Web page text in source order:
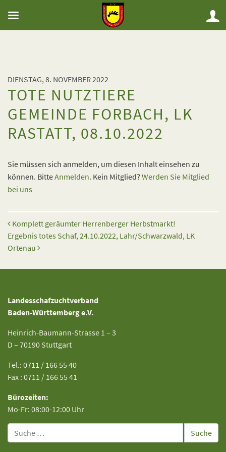
DIENSTAG, 8. NOVEMBER 2022
TOTE NUTZTIERE
GEMEINDE FORBACH, LK
RASTATT, 08.10.2022
Sie müssen sich anmelden, um diesen Inhalt einsehen zu
können. BitteAnmelden. Kein Mitglied? Werden Sie Mitglied
bei uns
Beitrags-Navigation
Komplett geräumter Herrenberger Herbstmarkt!
Ergebnis totes Schaf, 24.10.2022, Lahr/Schwarzwald, LK
Ortenau
Landesschafzuchtverband
Baden-Württemberg e.V.
Heinrich-Baumann-Strasse 1 – 3
D – 70190 Stuttgart
Tel.: 0711 / 166 55 40
Fax : 0711 / 166 55 41
Bürozeiten:
Mo-Fr: 08:00-12:00 Uhr
Suche